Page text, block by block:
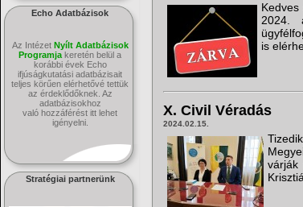
Echo Adatbázisok
Az Intézet Nyílt Adatbázisok
Programja keretén belül a
korábbi évek Echo
ifjúságkutatási adatbázisait
teljes körűen elérhetővé tettük
az érdeklődőknek. Az
adatbázisokhoz
való hozzáférést itt lehet
igényelni.
Stratégiai partnerünk
2024.
is
X. Civil Véradás
2024.02.15.
várják